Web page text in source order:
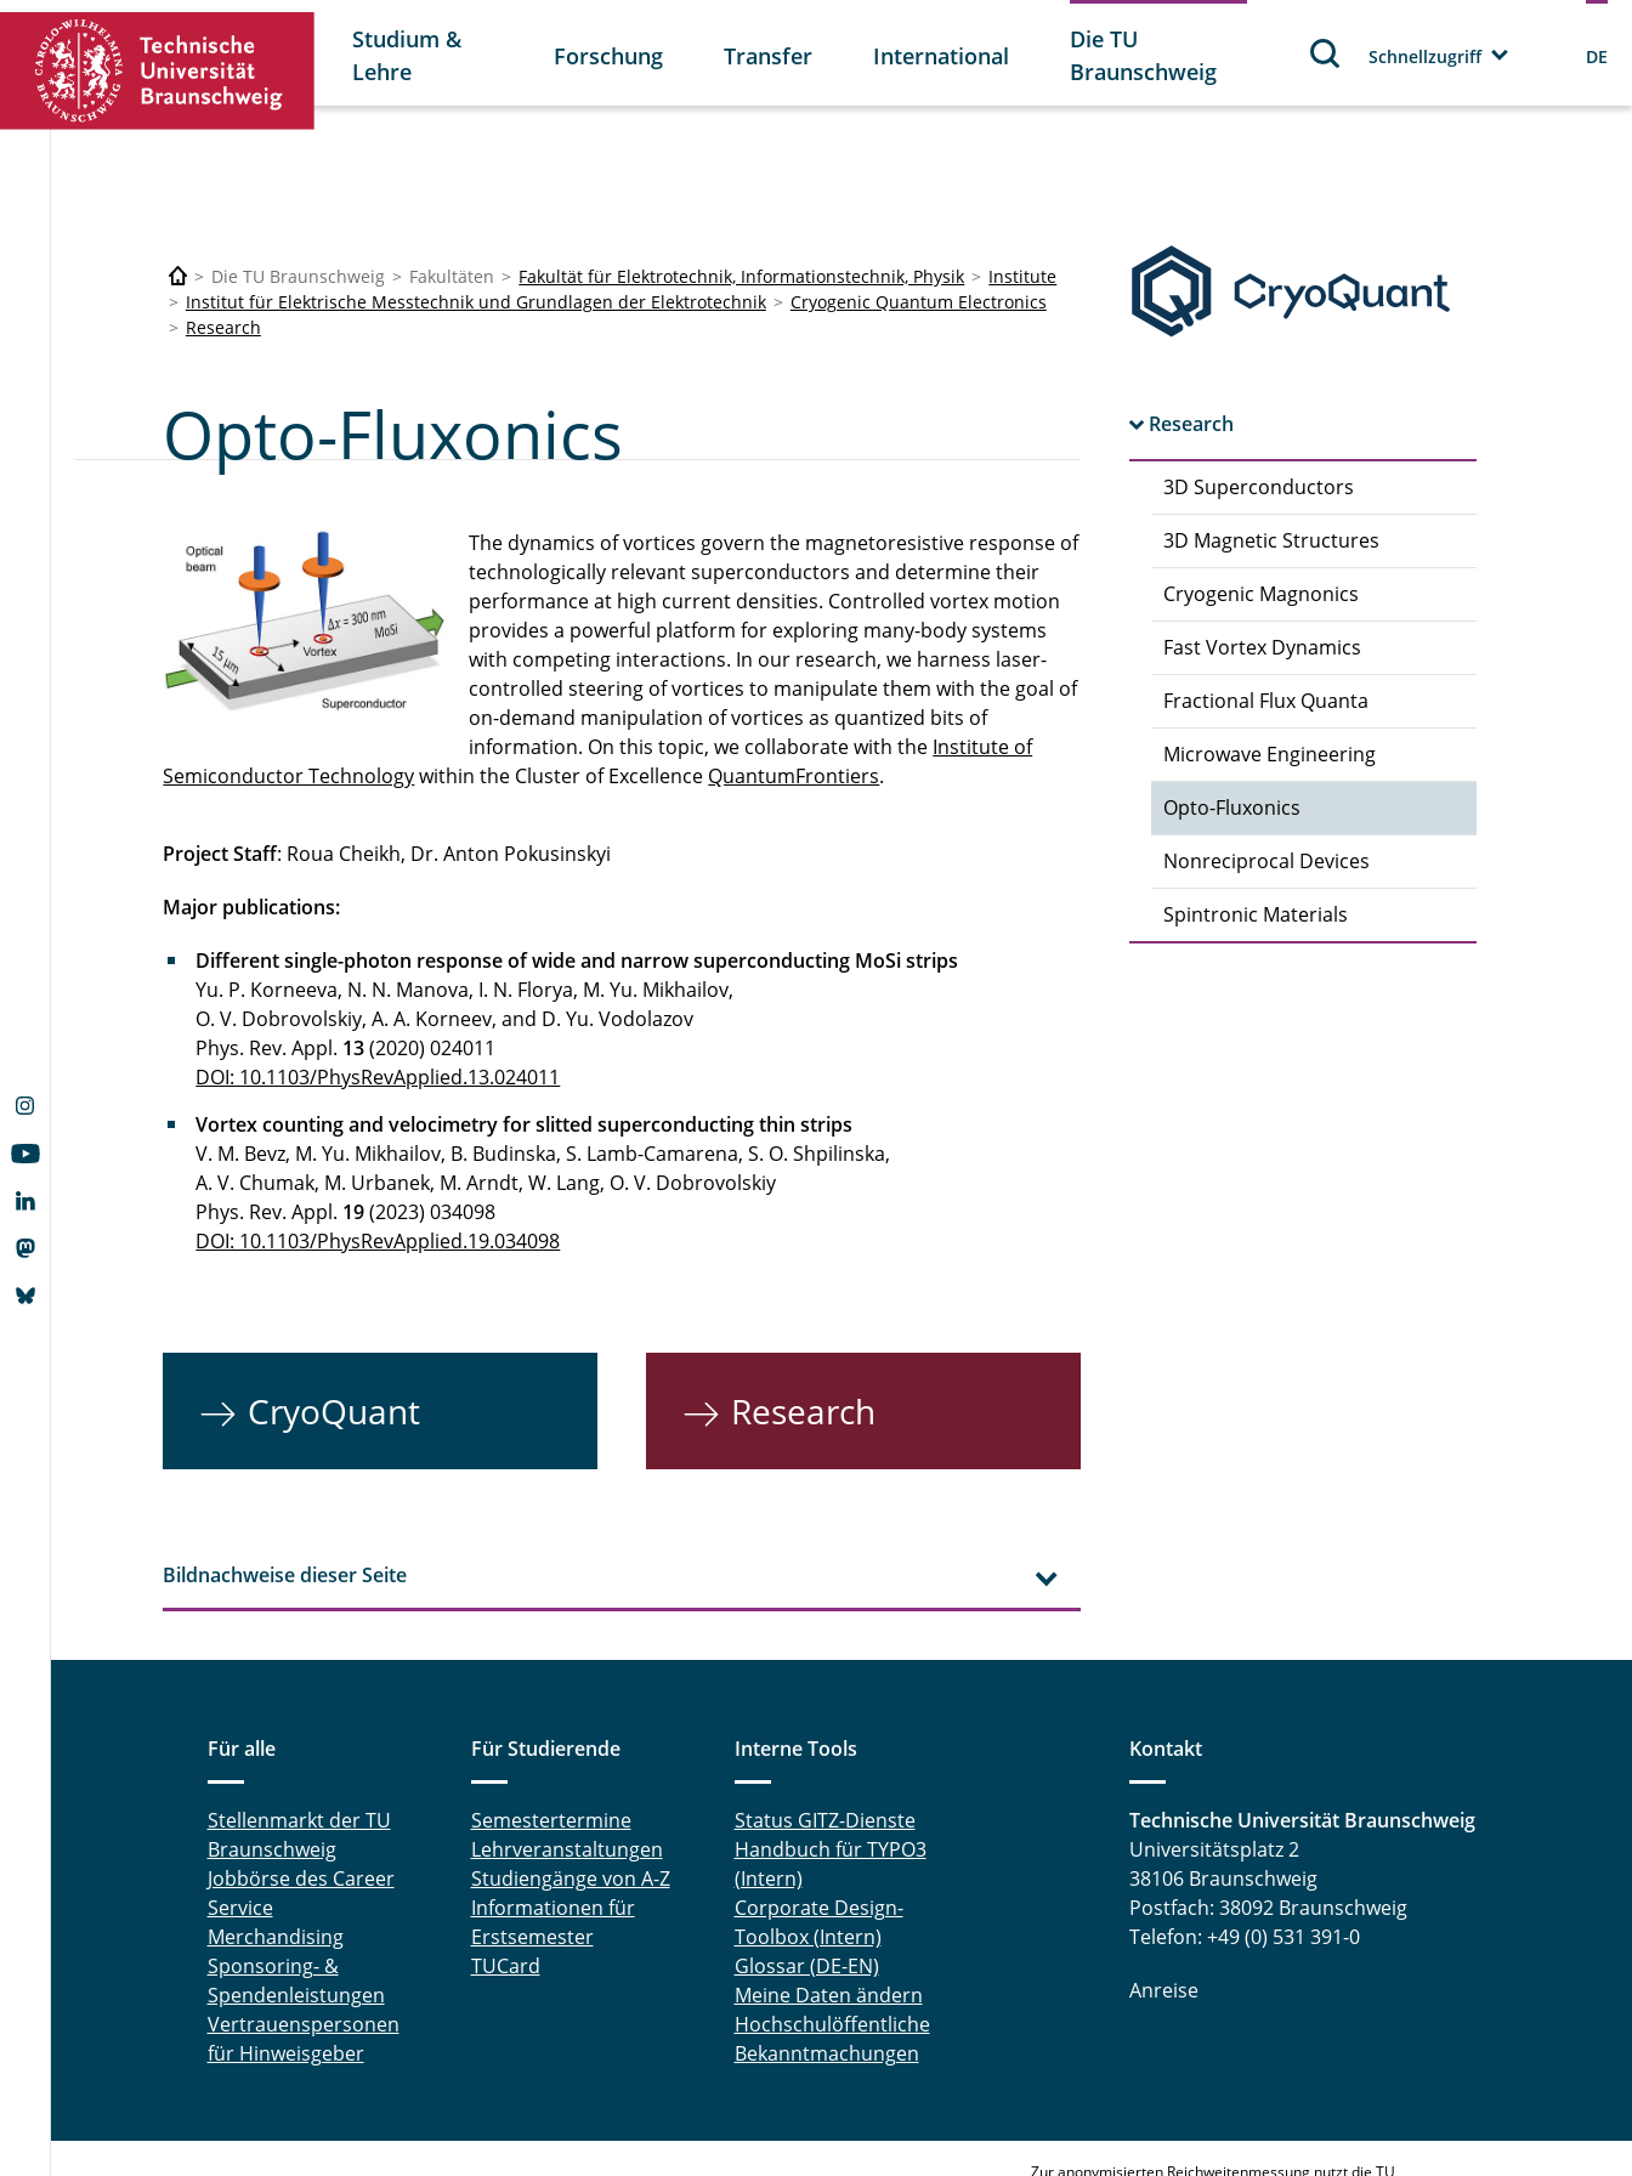
Studium &
Lehre
Forschung Transfer International
Die TU
Braunschweig
Schnellzugriff DE
Die TU Braunschweig Fakultäten Fakultät für Elektrotechnik, Informationstechnik, Physik
Institute
Institut für Elektrische Messtechnik und Grundlagen der Elektrotechnik
Cryogenic Quantum Electronics
Research
Research
3D Superconductors
3D Magnetic Structures
Cryogenic Magnonics
Fast Vortex Dynamics
Fractional Flux Quanta
Microwave Engineering
Opto-Fluxonics
Nonreciprocal Devices
Spintronic Materials
Opto-Fluxonics
The dynamics of vortices govern the magnetoresistive response of
technologically relevant superconductors and determine their
performance at high current densities. Controlled vortex motion
provides a powerful platform for exploring many-body systems
with competing interactions. In our research, we harness laser-
controlled steering of vortices to manipulate them with the goal of
on-demand manipulation of vortices as quantized bits of
information. On this topic, we collaborate with the Institute of
Semiconductor Technologywithin the Cluster of Excellence QuantumFrontiers.
Project Staff: Roua Cheikh, Dr. Anton Pokusinskyi
Major publications:
Different single-photon response of wide and narrow superconducting MoSi strips
Yu. P. Korneeva, N. N. Manova, I. N. Florya, M. Yu. Mikhailov,
O. V. Dobrovolskiy, A. A. Korneev, and D. Yu. Vodolazov
Phys. Rev. Appl. 13(2020) 024011
DOI: 10.1103/PhysRevApplied.13.024011
Vortex counting and velocimetry for slitted superconducting thin strips
V. M. Bevz, M. Yu. Mikhailov, B. Budinska, S. Lamb-Camarena, S. O. Shpilinska,
A. V. Chumak, M. Urbanek, M. Arndt, W. Lang, O. V. Dobrovolskiy
Phys. Rev. Appl. 19(2023) 034098
DOI: 10.1103/PhysRevApplied.19.034098
CryoQuant Research
Bildnachweise dieser Seite
Für alle
Stellenmarkt der TU
Braunschweig
Jobbörse des Career
Service
Merchandising
Sponsoring- &
Spendenleistungen
Vertrauenspersonen
für Hinweisgeber
Für Studierende
Semestertermine
Lehrveranstaltungen
Studiengänge von A-Z
Informationen für
Erstsemester
TUCard
Interne Tools
Status GITZ-Dienste
Handbuch für TYPO3
(Intern)
Corporate Design-
Toolbox (Intern)
Glossar (DE-EN)
Meine Daten ändern
Hochschulöffentliche
Bekanntmachungen
Kontakt
Technische Universität Braunschweig
Universitätsplatz 2
38106 Braunschweig
Postfach: 38092 Braunschweig
Telefon: +49 (0) 531 391-0
Anreise
Zur anonymisierten Reichweitenmessung nutzt die TU